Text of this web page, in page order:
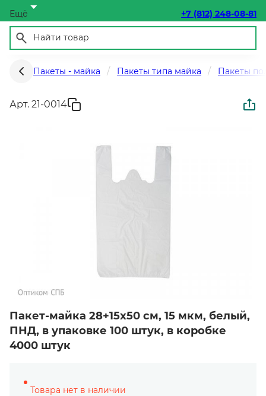
Ещё +7 (812) 248-08-81
Пакеты - майка Пакеты типа майка Пакеты
Арт. 21-0014
Пакет-майка 28+15х50 см, 15 мкм, белый,
ПНД, в упаковке 100 штук, в коробке
4000 штук
Товара нет в наличии